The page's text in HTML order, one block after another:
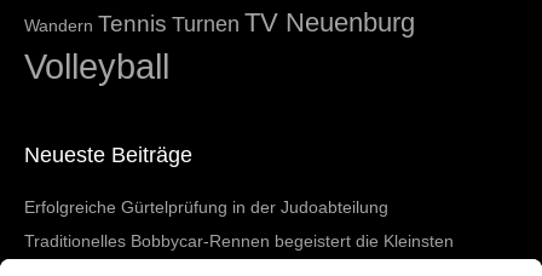
Wandern Tennis Turnen TV Neuenburg
Volleyball
Neueste Beiträge
Erfolgreiche Gürtelprüfung in der Judoabteilung
Traditionelles Bobbycar-Rennen begeistert die Kleinsten